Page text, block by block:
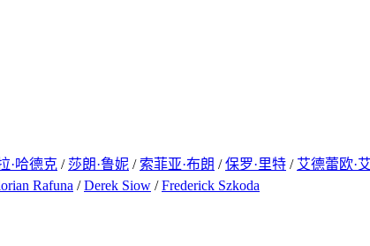
·哈德克 /莎朗·鲁妮 / 索菲亚·布朗 /保罗·里特 / 艾德蕾欧·
Rafuna /Derek Siow /Frederick Szkoda